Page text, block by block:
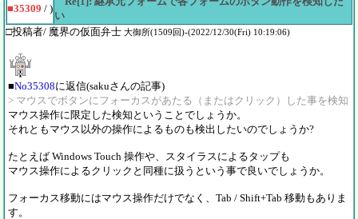
■35309 / )
い
□投稿者/ 魔界の仮面弁士 大御所(1509回)-(2022/12/30(Fri) 10:19:06)
■No35308に返信(sakuさんの記事)
> マウスでボタンにフォーカスがあたる（またはクリック）した事を検知
マウス操作に限定した検知ということでしょうか。
それともマウス以外の操作によるものも検出したいのでしょうか?
たとえば Windows Touch 操作や、スタイラスによるタップも
マウス操作によるクリックと同種に扱うという事で良いでしょうか。
フォーカス移動にはマウス操作だけでなく、Tab / Shift+Tab 移動もありま
す。